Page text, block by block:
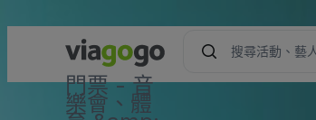
門票 - 音
樂會、體